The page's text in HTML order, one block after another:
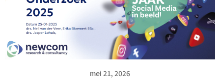
mei 21, 2026